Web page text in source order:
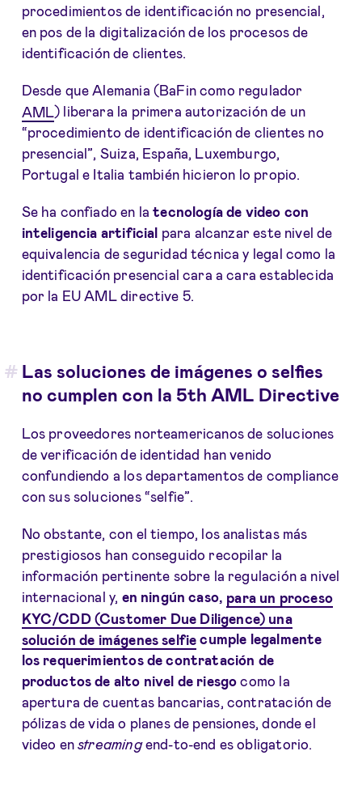
procedimientos de identificación no presencial,
en pos de la digitalización de los procesos de
identificación de clientes.
Desde que Alemania (BaFin como regulador
AML) liberara la primera autorización de un
“procedimiento de identificación de clientes no
presencial”, Suiza, España, Luxemburgo,
Portugal e Italia también hicieron lo propio.
Se ha confiado en latecnología de video con
inteligencia artificial para alcanzar este nivel de
equivalencia de seguridad técnica y legal como la
identificación presencial cara a cara establecida
por la EU AML directive 5.
Las soluciones de imágenes o selfies
no cumplen con la 5th AML Directive
Los proveedores norteamericanos de soluciones
de verificación de identidad han venido
confundiendo a los departamentos de compliance
con sus soluciones “selfie”.
No obstante, con el tiempo, los analistas más
prestigiosos han conseguido recopilar la
información pertinente sobre la regulación a nivel
internacional y, en ningún caso, para un proceso
KYC/CDD (Customer Due Diligence) una
solución de imágenes selfie cumple legalmente
los requerimientos de contratación de
productos de alto nivel de riesgo como la
apertura de cuentas bancarias, contratación de
pólizas de vida o planes de pensiones, donde el
video enstreamingend-to-end es obligatorio.